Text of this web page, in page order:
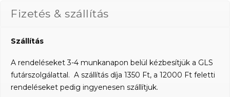
Fizetés & szállítás
Szállítás
A rendeléseket 3-4 munkanapon belül kézbesítjük a GLS
futárszolgálattal. A szállítás díja 1350 Ft, a 12000 Ft feletti
rendeléseket pedig ingyenesen szállítjuk.